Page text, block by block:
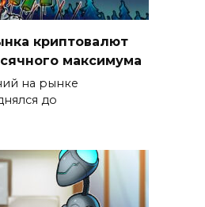
криптовалют
максимума
на рынке
до